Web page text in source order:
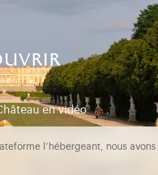
en vidéo
l’hébergeant, nous